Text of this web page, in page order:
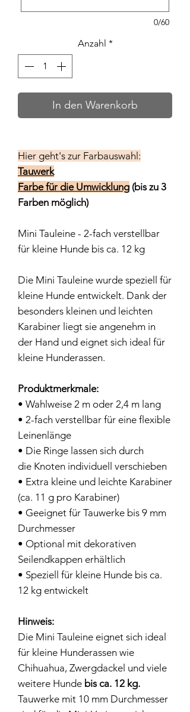
0/60
Anzahl *
In den Warenkorb
Hier geht's zur Farbauswahl:
Tauwerk
Farbe für die Umwicklung (bis zu 3
Farben möglich)
Mini Tauleine - 2-fach verstellbar
für kleine Hunde bis ca. 12 kg
Die Mini Tauleine wurde speziell für
kleine Hunde entwickelt. Dank der
besonders kleinen und leichten
Karabiner liegt sie angenehm in
der Hand und eignet sich ideal für
kleine Hunderassen.
Produktmerkmale:
• Wahlweise 2 m oder 2,4 m lang
• 2-fach verstellbar für eine flexible
Leinenlänge
• Die Ringe lassen sich durch
die Knoten individuell verschieben
• Extra kleine und leichte Karabiner
(ca. 11 g pro Karabiner)
• Geeignet für Tauwerke bis 9 mm
Durchmesser
• Optional mit dekorativen
Seilendkappen erhältlich
• Speziell für kleine Hunde bis ca.
12 kg entwickelt
Hinweis:
Die Mini Tauleine eignet sich ideal
für kleine Hunderassen wie
Chihuahua, Zwergdackel und viele
weitere Hunde bis ca. 12 kg.
Tauwerke mit 10 mm Durchmesser